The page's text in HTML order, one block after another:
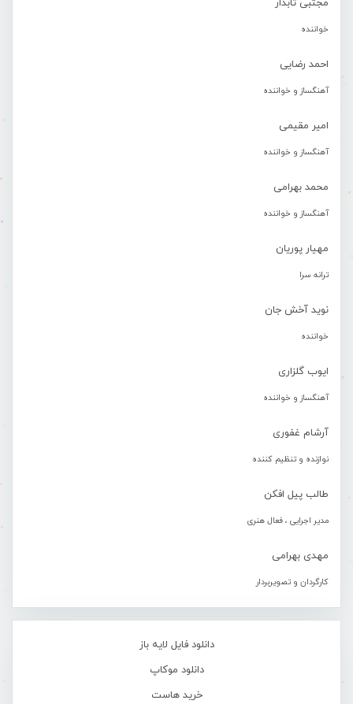
مجتبی تابدار
خواننده
احمد رضایی
آهنگساز و خواننده
امیر مقیمی
آهنگساز و خواننده
محمد بهرامی
آهنگساز و خواننده
مهیار پوریان
ترانه سرا
نوید آخش جان
خواننده
ایوب گلزاری
آهنگساز و خواننده
آرشام غفوری
نوازنده و تنظیم کننده
طالب پیل افکن
مدیر اجرایی ، فعال هنری
مهدی بهرامی
کارگردان و تصویربردار
دانلود فایل لایه باز
دانلود موکاپ
خرید هاست